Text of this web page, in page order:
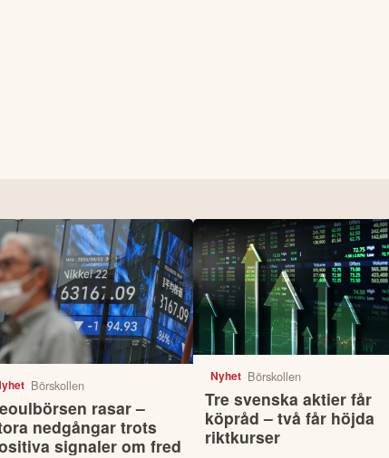
Börskollen
rasar –
nedgångar trots
signaler om fred
Nyhet Börskollen
Tre svenska aktier får
köpråd – två får höjda
riktkurser